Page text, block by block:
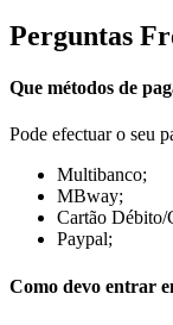
Perguntas
Que métodos de
Pode efectuar o seu
Multibanco;
MBway;
Cartão Débito/
Paypal;
Como devo entrar